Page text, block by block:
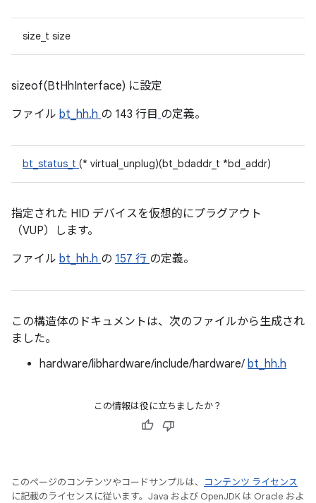
size_t size
sizeof(BtHhInterface) に設定
ファイル bt_hh.h の 143 行目 の定義。
bt_status_t (* virtual_unplug)(bt_bdaddr_t *bd_addr)
指定された HID デバイスを仮想的にプラグアウト
（VUP）します。
ファイル bt_hh.h の 157 行 の定義。
この構造体のドキュメントは、次のファイルから生成され
ました。
hardware/libhardware/include/hardware/ bt_hh.h
この情報は役に立ちましたか？
このページのコンテンツやコードサンプルは、
コンテンツ ライセンス
に記載のライセンスに従います。Java および OpenJDK は Oracle およ